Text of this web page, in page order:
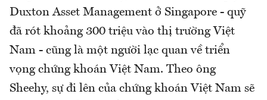
Duxton Asset Management ở Singapore - quỹ
đã rót khoảng 300 triệu vào thị trường Việt
Nam - cũng là một người lạc quan về triển
vọng chứng khoán Việt Nam. Theo ông
Sheehy, sự đi lên của chứng khoán Việt Nam sẽ